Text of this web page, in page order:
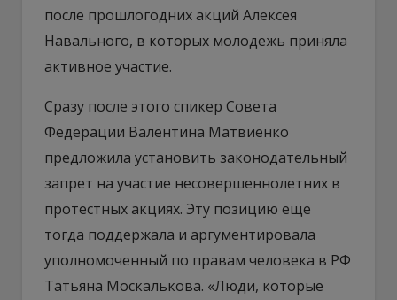
после прошлогодних акций Алексея
Навального, в которых молодежь приняла
активное участие.
Сразу после этого спикер Совета
Федерации Валентина Матвиенко
предложила установить законодательный
запрет на участие несовершеннолетних в
протестных акциях. Эту позицию еще
тогда поддержала и аргументировала
уполномоченный по правам человека в РФ
Татьяна Москалькова. «Люди, которые